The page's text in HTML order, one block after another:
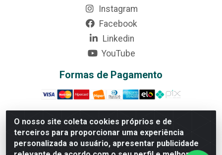
O nosso site coleta cookies próprios e de
terceiros para proporcionar uma experiência
personalizada ao usuário, apresentar publicidade
Instagram
Facebook
Linkedin
YouTube
Formas de Pagamento
Rede Brasil - Avenida Universitária, nº 3860, Jardim das
Américas II Etapa - Anápolis/GO - CEP 75070-415 -